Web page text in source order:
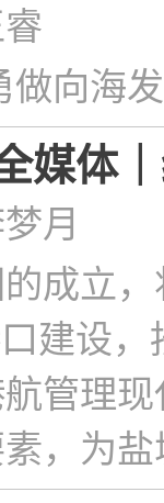
做向海
媒体
月
成立
建设
管理
，为